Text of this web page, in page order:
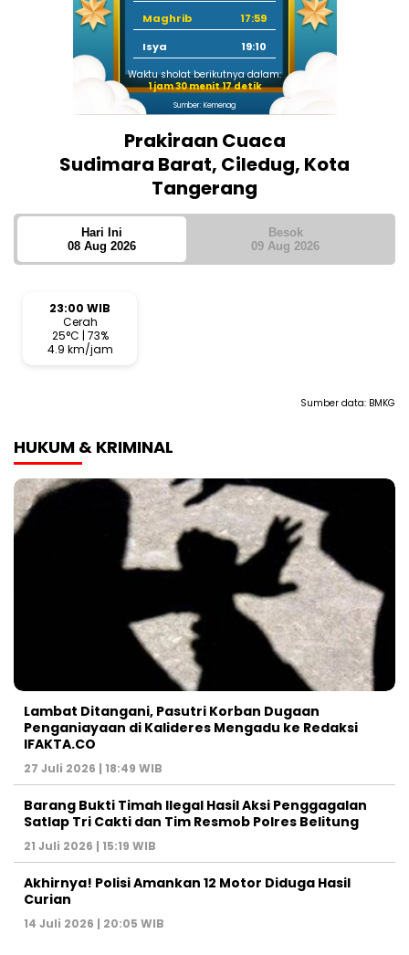
Maghrib
17:59
Isya
19:10
Waktu sholat berikutnya dalam:
1 jam 30 menit 17 detik
Sumber: Kemenag
Prakiraan Cuaca
Sudimara Barat, Ciledug, Kota
Tangerang
Hari Ini
08 Aug 2026
Besok
09 Aug 2026
23:00 WIB
Cerah
25°C | 73%
4.9 km/jam
Sumber data: BMKG
HUKUM & KRIMINAL
Lambat Ditangani, Pasutri Korban Dugaan
Penganiayaan di Kalideres Mengadu ke Redaksi
IFAKTA.CO
27 Juli 2026 | 18:49 WIB
Barang Bukti Timah Ilegal Hasil Aksi Penggagalan
Satlap Tri Cakti dan Tim Resmob Polres Belitung
21 Juli 2026 | 15:19 WIB
Akhirnya! Polisi Amankan 12 Motor Diduga Hasil
Curian
14 Juli 2026 | 20:05 WIB